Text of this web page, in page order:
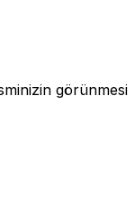
görünmesi